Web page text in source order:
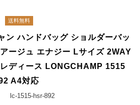
abox
送料無料
ン ハンドバッグ ショルダーバッ
ージュ エナジー Lサイズ 2WAY
ディース LONGCHAMP 1515
A4対応
lc-1515-hsr-892